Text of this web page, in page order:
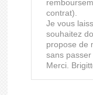
contrat).
Je vous
souhaitez
propose de
sans
Merci.